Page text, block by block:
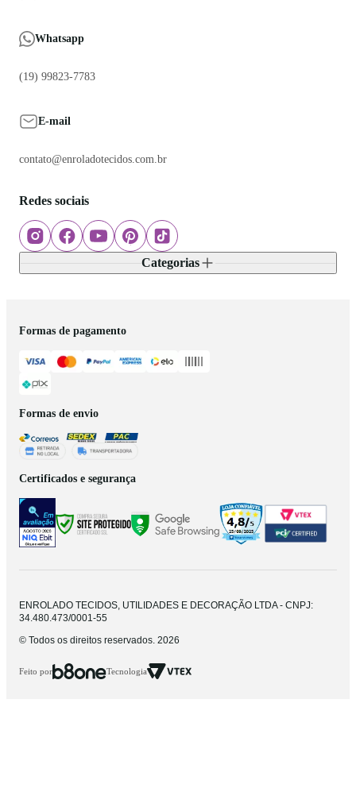
Whatsapp
(19) 99823-7783
E-mail
contato@enroladotecidos.com.br
Redes sociais
Categorias
Formas de pagamento
Formas de envio
Certificados e segurança
ENROLADO TECIDOS, UTILIDADES E DECORAÇÃO LTDA - CNPJ:
34.480.473/0001-55
© Todos os direitos reservados. 2026
Feito por Tecnologia